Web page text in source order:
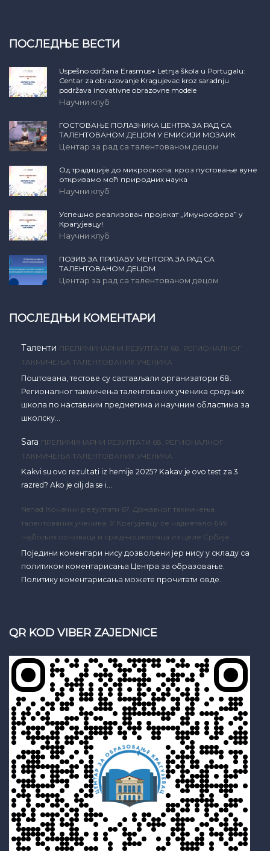
ПОСЛЕДЊЕ ВЕСТИ
Uspešno održana Erasmus+ Letnja škola u Portugalu:
Centar za obrazovanje Kragujevac kroz saradnju
podržava inovativne obrazovne modele
Научни клуб
ГОСТОВАЊЕ ПОЛАЗНИКА ЦЕНТРА ЗА РАД СА
ТАЛЕНТОВАНОМ ДЕЦОМ У ЕМИСИЈИ МОЗАИК
Центар за рад са талентованом децом
Од традиције до микроскопа: кроз пустовање вуне
откривамо моћ природних наука
Научни клуб
Успешно реализован пројекат „Имуносфера” у
Крагујевцу!
Научни клуб
ПОЗИВ ЗА ПРИЈАВУ МЕНТОРА ЗА РАД СА
ТАЛЕНТОВАНОМ ДЕЦОМ
Центар за рад са талентованом децом
ПОСЛЕДЊИ КОМЕНТАРИ
Таленти ПРЕЛИМИНАРНИ РЕЗУЛТАТИ 68. РЕГИОНАЛНОГ
ТАКМИЧЕЊА ТАЛЕНТОВАНИХ УЧЕНИКА
Поштована, тестове су састављали организатори 68.
Регионалног такмичења талентованих ученика средњих
школа по наставним предметима и научним областима за
школску…
Sara ПРЕЛИМИНАРНИ РЕЗУЛТАТИ 68. РЕГИОНАЛНОГ
ТАКМИЧЕЊА ТАЛЕНТОВАНИХ УЧЕНИКА
Kakvi su ovo rezultati iz hemije 2025? Kakav je ovo test za 3.
razred? Ako je cilj da se i…
Nenad Коначни резултати 67. Државног такмичења
талентованих ученика: У Крагујевцу се надметало 649
најбољих основаца и средњошколаца из целе Србије
Поједини коментари нису дозвољени јер нису у складу са
политиком коментарисања Центра за образовање.
Политику коментарисања можете прочитати овде.
QR KOD VIBER ZAJEDNICE